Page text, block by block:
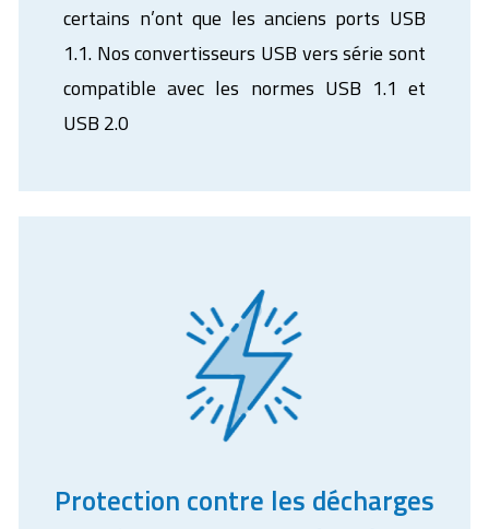
certains n’ont que les anciens ports USB
1.1. Nos convertisseurs USB vers série sont
compatible avec les normes USB 1.1 et
USB 2.0
Protection contre les décharges